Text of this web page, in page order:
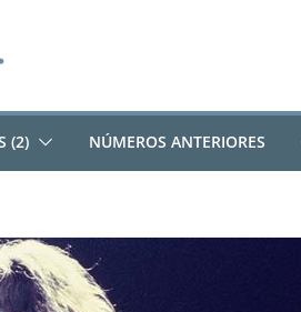
(2) NÚMEROS ANTERIORES